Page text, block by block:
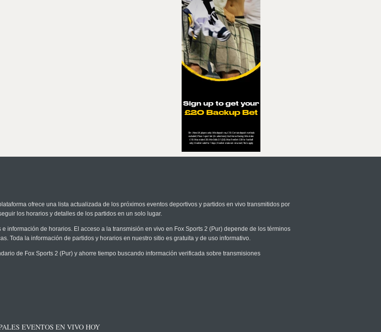
ofrece una lista actualizada de los próximos eventos deportivos y partidos en vivo transmitidos por
los horarios y detalles de los partidos en un solo lugar.
información de horarios. El acceso a la transmisión en vivo en Fox Sports 2 (Pur) depende de los términos
Toda la información de partidos y horarios en nuestro sitio es gratuita y de uso informativo.
de Fox Sports 2 (Pur) y ahorre tiempo buscando información verificada sobre transmisiones
EVENTOS EN VIVO HOY